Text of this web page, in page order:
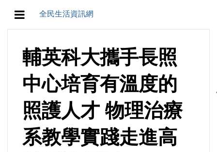
全民生活資訊網
教育/五育/五創
人生/生存/生活
產業/經濟
政治/政黨
輔英科大攜手長照
中心培育有溫度的
照護人才 物理治療
系教學實踐走進高